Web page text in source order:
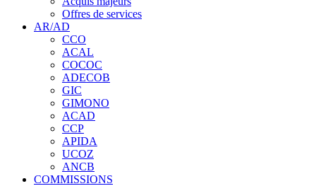
Offres de services
AR/AD
CCO
ACAL
COCOC
ADECOB
GIC
GIMONO
ACAD
CCP
APIDA
UCOZ
ANCB
COMMISSIONS